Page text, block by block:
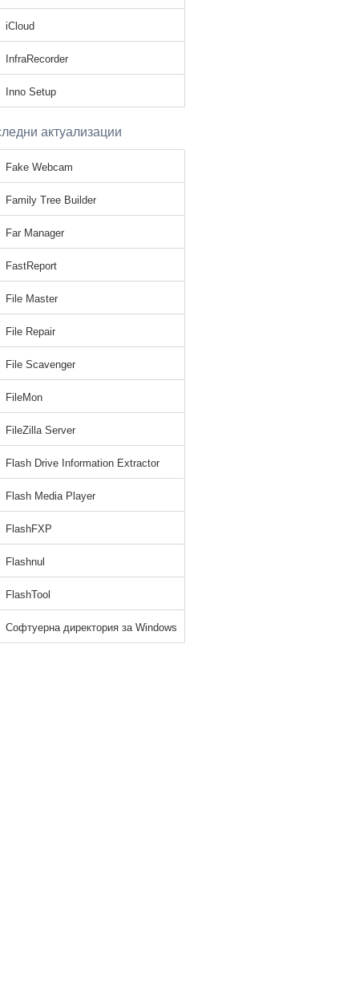
iCloud
InfraRecorder
Inno Setup
актуализации
Fake Webcam
Family Tree Builder
Far Manager
FastReport
File Master
File Repair
File Scavenger
FileMon
FileZilla Server
Flash Drive Information Extractor
Flash Media Player
FlashFXP
Flashnul
FlashTool
Софтуерна директория за Windows
8